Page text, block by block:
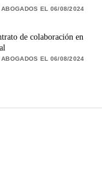
EL 06/08/2024
de colaboración en
EL 06/08/2024